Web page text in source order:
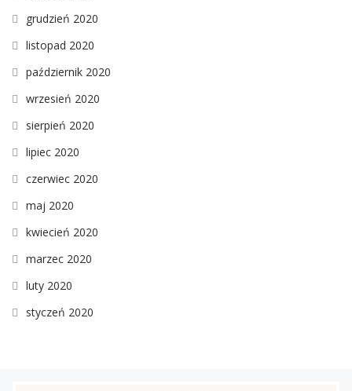
grudzień 2020
listopad 2020
październik 2020
wrzesień 2020
sierpień 2020
lipiec 2020
czerwiec 2020
maj 2020
kwiecień 2020
marzec 2020
luty 2020
styczeń 2020